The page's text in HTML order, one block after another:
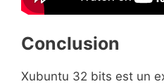
Conclusion
Xubuntu 32 bits est un